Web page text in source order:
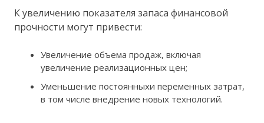
К увеличению показателя запаса финансовой
прочности могут привести:
Увеличение объема продаж, включая
увеличение реализационных цен;
Уменьшение постоянныхи переменных затрат,
в том числе внедрение новых технологий.